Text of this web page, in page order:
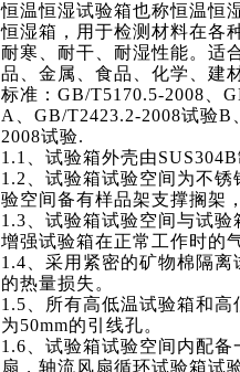
恒温恒湿试验箱也称恒温恒
恒湿箱，用于检测材料在各
耐寒、耐干、耐湿性能。适
品、金属、食品、化学、建
标准：GB/T5170.5-2008、
A、GB/T2423.2-2008试验B
2008试验.
1.1 、试验箱外壳由
1.2、试验箱试验空间为不
验空间备有样品架支撑搁架
1.3、试验箱试验空间与试
增强试验箱在正常工作时的
1.4、采用紧密的矿物棉隔
的热量损失。
1.5、所有高低温试验箱和
为50mm的引线孔。
1.6、试验箱试验空间内配
扇，轴流风扇循环试验箱试